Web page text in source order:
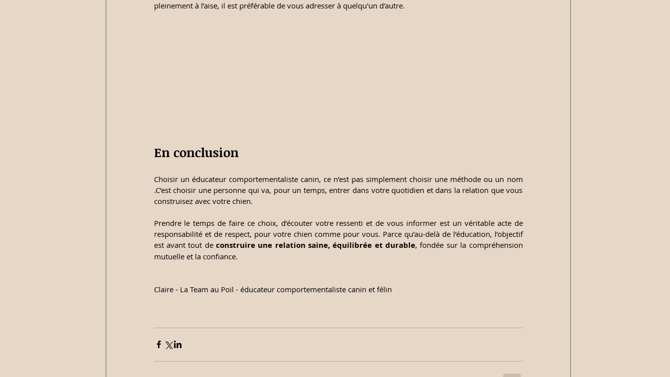
pleinement à l’aise, il est préférable de vous adresser à quelqu'un d'autre.
En conclusion
Choisir un éducateur comportementaliste canin, ce n’est pas simplement choisir une méthode ou un nom
.C’est choisir une personne qui va, pour un temps, entrer dans votre quotidien et dans la relation que vous
construisez avec votre chien.
Prendre le temps de faire ce choix, d’écouter votre ressenti et de vous informer est un véritable acte de
responsabilité et de respect, pour votre chien comme pour vous. Parce qu’au-delà de l’éducation, l’objectif
est avant tout de construire une relation saine, équilibrée et durable, fondée sur la compréhension
mutuelle et la confiance.
Claire - La Team au Poil - éducateur comportementaliste canin et félin